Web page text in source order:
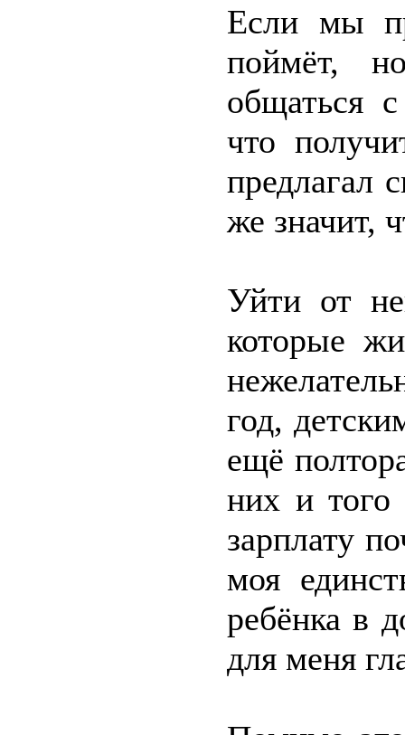
Если мы
поймёт,
общаться
что
предлагал
же значит,
Уйти от
которые
год,
ещё
них и того
зарплату
моя
ребёнка в
для меня